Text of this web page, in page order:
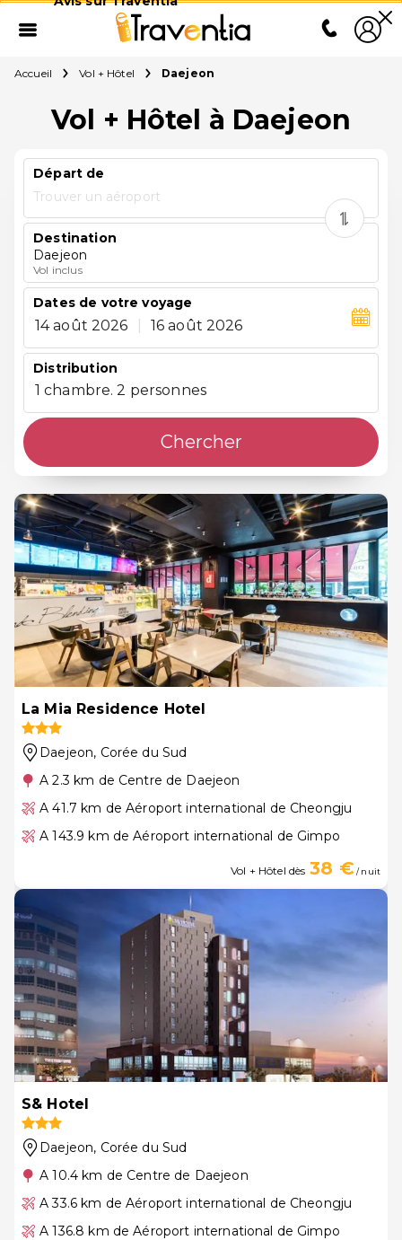
Accueil Vol + Hôtel Daejeon
Vol + Hôtel à Daejeon
Départ de
Trouver un aéroport
Destination
Daejeon
Vol inclus
Dates de votre voyage
14 août 2026 16 août 2026
Distribution
1 chambre. 2 personnes
Chercher
La Mia Residence Hotel
Daejeon, Corée du Sud
A 2.3 km de Centre de Daejeon
A 41.7 km de Aéroport international de Cheongju
A 143.9 km de Aéroport international de Gimpo
Vol + Hôtel dès 38 €/ nuit
S& Hotel
Daejeon, Corée du Sud
A 10.4 km de Centre de Daejeon
A 33.6 km de Aéroport international de Cheongju
A 136.8 km de Aéroport international de Gimpo